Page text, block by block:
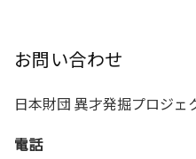
お問い合わせ
日本財団 異才発掘プロジェ
電話